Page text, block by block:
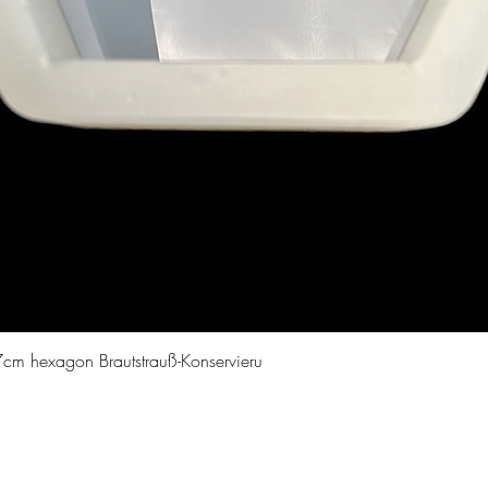
Schnellansicht
hexagon Brautstrauß-Konservieru